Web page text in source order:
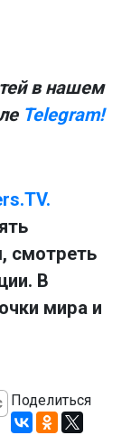
в нашем
Telegram!
смотреть
В
мира и
Поделиться